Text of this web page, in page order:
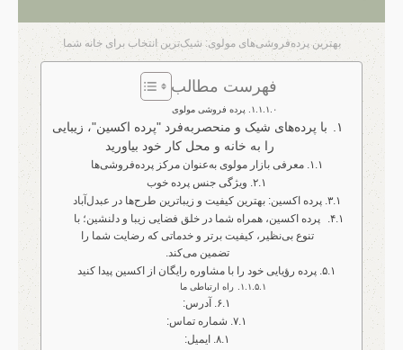
بهترین پرده‌فروشی‌های مولوی: شیک‌ترین انتخاب برای خانه شما
فهرست مطالب
پرده فروشی مولوی
با پرده‌های شیک و منحصربه‌فرد "پرده اکسین"، زیبایی
را به خانه و محل کار خود بیاورید
معرفی بازار مولوی به‌عنوان مرکز پرده‌فروشی‌ها
ویژگی جنس پرده خوب
پرده اکسین: بهترین کیفیت و زیباترین طرح‌ها در عبدل‌آباد
پرده اکسین، همراه شما در خلق فضایی زیبا و دلنشین؛ با
تنوع بی‌نظیر، کیفیت برتر و خدماتی که رضایت شما را
تضمین می‌کند.
پرده رؤیایی خود را با مشاوره رایگان از اکسین پیدا کنید
راه ارتباطی ما
آدرس:
شماره تماس:
ایمیل: